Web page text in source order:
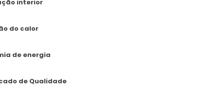
interior
do calor
de energia
de Qualidade